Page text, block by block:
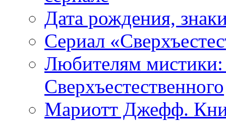
Дата рождения,
Сериал
Любителям
Сверхъестественного
Мариотт Джефф.